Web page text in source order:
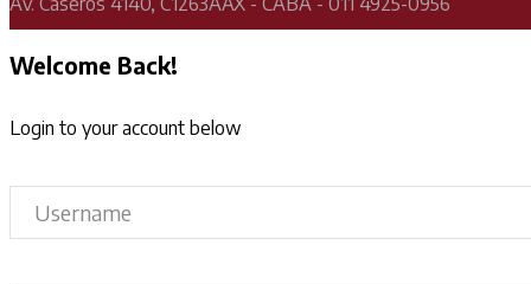
Welcome Back!
Login to your account below